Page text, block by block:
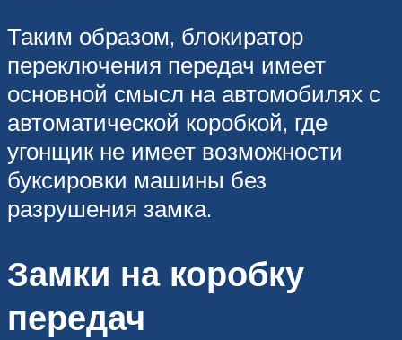
Таким образом, блокиратор
переключения передач имеет
основной смысл на автомобилях с
автоматической коробкой, где
угонщик не имеет возможности
буксировки машины без
разрушения замка.
Замки на коробку
передач